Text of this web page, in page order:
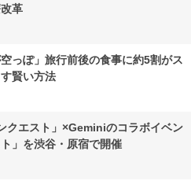
革
空っぽ」旅行前後の食事に約5割がス
賢い方法
クエスト」×Geminiのコラボイベン
」を渋谷・原宿で開催